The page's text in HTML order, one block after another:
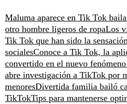
Maluma aparece en Tik Tok
otro hombre ligeros de ropaLos
Tik Tok que han sido la
socialesConoce a Tik Tok, la
convertido en el nuevo
abre investigación a TikTok por
menoresDivertida familia bailó
TikTokTips para mantenerse